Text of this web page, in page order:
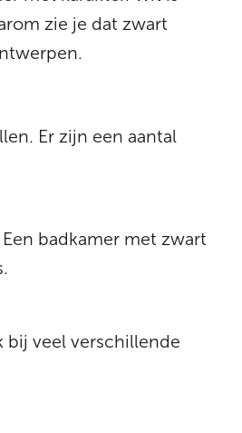
zie je dat zwart
Er zijn een aantal
badkamer met zwart
bij veel verschillende